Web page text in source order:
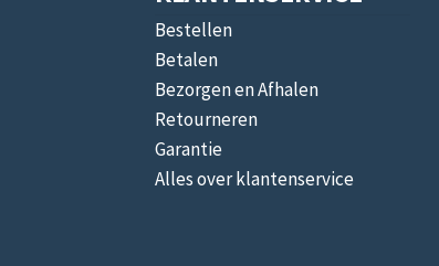
Bestellen
Betalen
Bezorgen en Afhalen
Retourneren
Garantie
Alles over klantenservice